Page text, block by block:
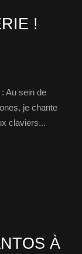
!
Au sein de
je chante
claviers...
À